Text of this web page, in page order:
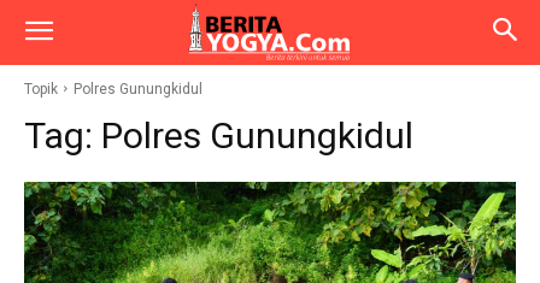
Topik Polres Gunungkidul
Tag: Polres Gunungkidul